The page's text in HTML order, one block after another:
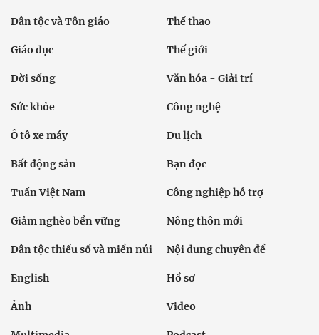
Dân tộc và Tôn giáo Thể thao
Giáo dục Thế giới
Đời sống Văn hóa - Giải trí
Sức khỏe Công nghệ
Ô tô xe máy Du lịch
Bất động sản Bạn đọc
Tuần Việt Nam Công nghiệp hỗ trợ
Giảm nghèo bền vững Nông thôn mới
Dân tộc thiểu số và miền núi Nội dung chuyên đề
English Hồ sơ
Ảnh Video